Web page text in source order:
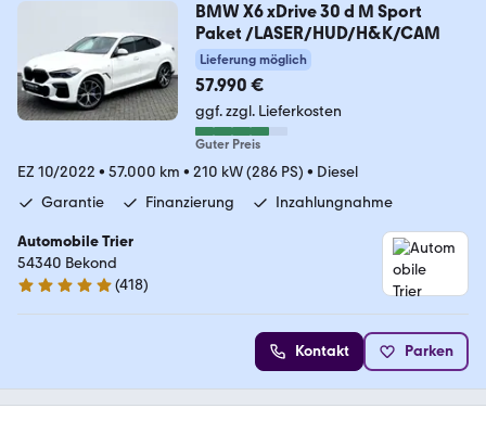
BMW X6 xDrive 30 d M Sport
Paket /LASER/HUD/H&K/CAM
Lieferung möglich
57.990 €
ggf. zzgl. Lieferkosten
Guter Preis
EZ 10/2022 • 57.000 km • 210 kW (286 PS) • Diesel
Garantie
Finanzierung Inzahlungnahme
Automobile Trier
54340 Bekond
4.9 Sterne
(418)
Kontakt Parken